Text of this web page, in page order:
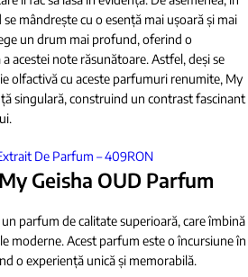
mândrește cu o esență mai ușoară și mai
un drum mai profund, oferind o
acestei note răsunătoare. Astfel, deși se
olfactivă cu aceste parfumuri renumite, My
singulară, construind un contrast fascinant
De Parfum – 409RON
Geisha OUD Parfum
parfum de calitate superioară, care îmbină
moderne. Acest parfum este o încursiune în
o experiență unică și memorabilă.